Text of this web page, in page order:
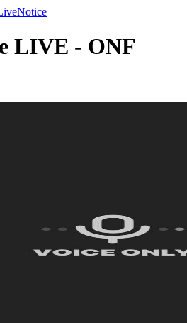
Notice
LIVE - ONF